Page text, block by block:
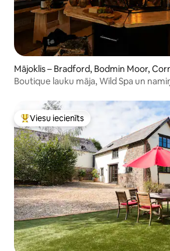
Mājoklis – Bradford, Bodmin Moor,
Boutique lauku māja, Wild Spa un
Populārs viesu iecienīts mājoklis
Viesu iecienīts